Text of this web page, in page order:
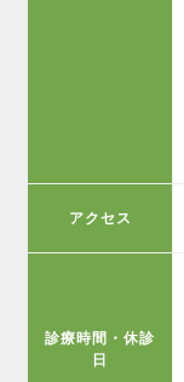
アクセス
診療時間・休診
日